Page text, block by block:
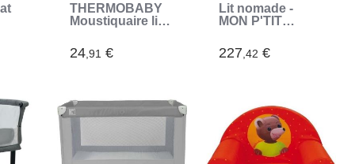
THERMOBABY
Moustiquaire lit
(Blanc)
24 ,91 €
Lit nomade -
MON P'TIT
- Naos - 60x120
cm - Lit de
227 ,42 €